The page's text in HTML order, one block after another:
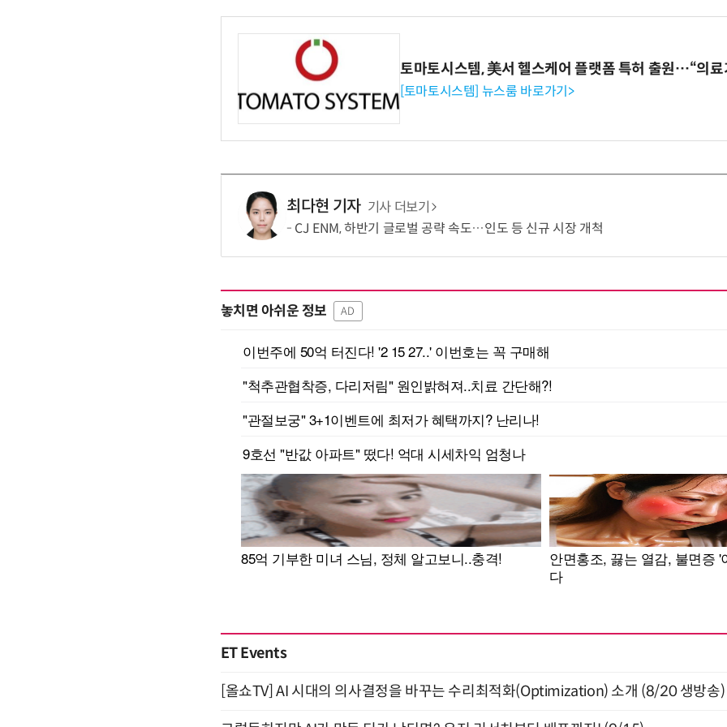
토마토시스템, 美서 헬스케어 플랫폼 특허 출원…“의
[토마토시스템] 뉴스룸 바로가기>
최다현 기자 기사 더보기
CJ ENM, 하반기 글로벌 공략 속도…인도 등 신규 시장 개척
놓치면 아쉬운 정보 AD
ET Events
[올쇼TV] AI 시대의 의사결정을 바꾸는 수리최적화(Optimization) 소개 (8/20 생방송)